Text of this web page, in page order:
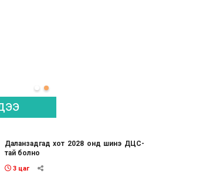
Даланзадгад хот 2028 онд шинэ ДЦС-
тай болно
3 цаг